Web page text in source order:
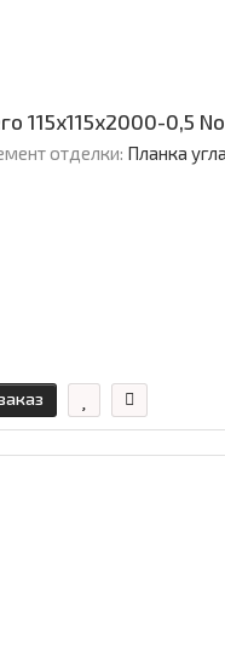
115х115х2000-0,5
отделки: Планка